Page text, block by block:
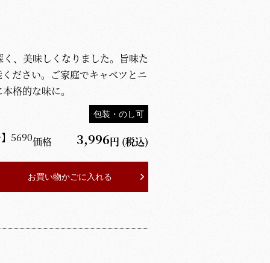
、美味しくなりました。旨味た
ださい。ご家庭でキャベツとニ
格的な味に。
包装・のし可
5690価格 3,996円 (税込)
お買い物かごに入れる